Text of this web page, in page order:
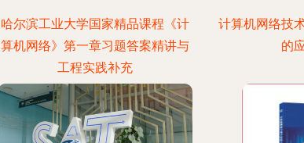
哈尔滨工业大学国家精品课程《计
算机网络》第一章习题答案精讲与
工程实践补充
计算机网络技
的